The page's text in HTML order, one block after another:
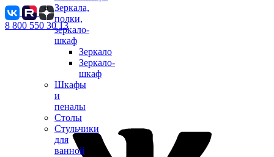
Зеркала,
полки,
зеркало-
шкаф
Зеркало
Зеркало-
шкаф
Шкафы
и
пеналы
Столы
Стульчики
для
ванной
8 800 550 30 13